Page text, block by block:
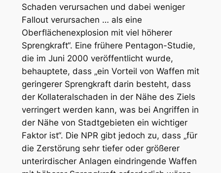
Schaden verursachen und dabei weniger
Fallout verursachen … als eine
Oberflächenexplosion mit viel höherer
Sprengkraft“. Eine frühere Pentagon-Studie,
die im Juni 2000 veröffentlicht wurde,
behauptete, dass „ein Vorteil von Waffen mit
geringerer Sprengkraft darin besteht, dass
der Kollateralschaden in der Nähe des Ziels
verringert werden kann, was bei Angriffen in
der Nähe von Stadtgebieten ein wichtiger
Faktor ist“. Die NPR gibt jedoch zu, dass „für
die Zerstörung sehr tiefer oder größerer
unterirdischer Anlagen eindringende Waffen